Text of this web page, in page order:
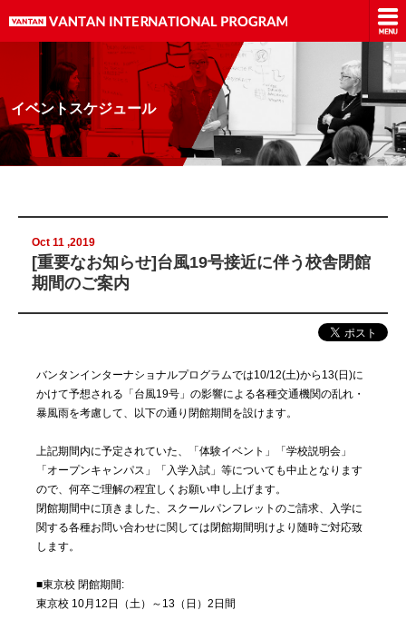
イベントスケジュール
Oct 11 ,2019
[重要なお知らせ]台風19号接近に伴う校舎閉館
期間のご案内
バンタンインターナショナルプログラムでは10/12(土)から13(日)に
かけて予想される「台風19号」の影響による各種交通機関の乱れ・
暴風雨を考慮して、以下の通り閉館期間を設けます。
上記期間内に予定されていた、「体験イベント」「学校説明会」
「オープンキャンパス」「入学入試」等についても中止となります
ので、何卒ご理解の程宜しくお願い申し上げます。
閉館期間中に頂きました、スクールパンフレットのご請求、入学に
関する各種お問い合わせに関しては閉館期間明けより随時ご対応致
します。
■東京校 閉館期間:
東京校 10月12日（土）～13（日）2日間